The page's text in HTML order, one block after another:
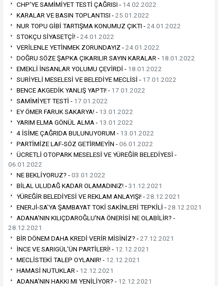
CHP'YE SAMİMİYET TESTİ ÇAĞRISI - 14.02.2022
KARALAR VE BASIN TOPLANTISI -25.01.2022
NUR TOPU GİBİ TARTIŞMA KONUMUZ ÇIKTI -24.01.2022
STOKÇU SİYASETÇİ! -24.01.2022
VERİLENLE YETİNMEK ZORUNDAYIZ -24.01.2022
DOĞRU SÖZE ŞAPKA ÇIKARILIR SAYIN KARALAR - 18.01.2022
EMEKLİ İNSANLAR YOLUMU ÇEVİRDİ - 18.01.2022
SURİYELİ MESELESİ VE BELEDİYE MECLİSİ - 17.01.2022
BENCE AKGEDİK YANLIŞ YAPTI! - 17.01.2022
SAMİMİYET TESTİ - 17.01.2022
EY ÖMER FARUK SAKARYA! - 13.01.2022
YARIM ELMA GÖNÜL ALMA - 13.01.2022
4 İSİME ÇAĞRIDA BULUNUYORUM - 13.01.2022
PARTİMİZE LAF-SÖZ GETİRMEYİN -06.01.2022
ÜCRETLİ OTOPARK MESELESİ VE YÜREĞİR BELEDİYESİ -
06.01.2022
NE BEKLİYORUZ? -03.01.2022
BİLAL ULUDAĞ KADAR OLAMADINIZ! -31.12.2021
YÜREĞİR BELEDİYESİ VE REKLAM ANLAYIŞI! -28.12.2021
ENERJİ-SA'YA ŞAMBAYAT TOKİ SAKİNLERİ TEPKİLİ -28.12.2021
ADANA'NIN KILIÇDAROĞLU'NA ÖNERİSİ NE OLABİLİR? -
28.12.2021
BİR DÖNEM DAHA KREDİ VERİR MİSİNİZ? -27.12.2021
İNCE VE SARIGÜL'ÜN PARTİLERİ! - 12.12.2021
MECLİSTEKİ TALEP OYLANIR! - 12.12.2021
HAMASİ NUTUKLAR - 12.12.2021
ADANA'NIN HAKKI MI YENİLİYOR? - 12.12.2021